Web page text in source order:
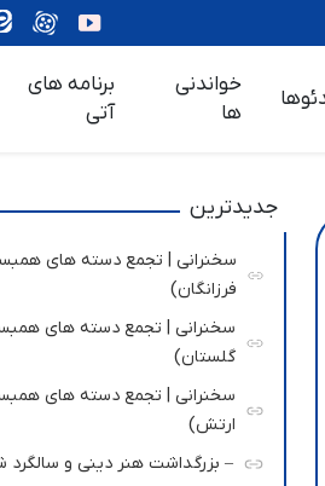
خواندنی
ها
برنامه های
آتی
جدیدترین
سخنرانی | تجمع دسته های
فرزانگان)
سخنرانی | تجمع دسته های
گلستان)
سخنرانی | تجمع دسته های
ارتش)
– بزرگداشت هنر دینی و سالگرد